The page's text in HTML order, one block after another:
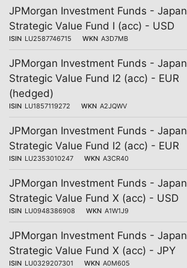
JPMorgan Investment Funds - Japan
Strategic Value Fund I (acc) - USD
ISIN LU2587746715 WKN A3D7MB
JPMorgan Investment Funds - Japan
Strategic Value Fund I2 (acc) - EUR
(hedged)
ISIN LU1857119272 WKN A2JQWV
JPMorgan Investment Funds - Japan
Strategic Value Fund I2 (acc) - EUR
ISIN LU2353010247 WKN A3CR40
JPMorgan Investment Funds - Japan
Strategic Value Fund X (acc) - USD
ISIN LU0948386908 WKN A1W1J9
JPMorgan Investment Funds - Japan
Strategic Value Fund X (acc) - JPY
ISIN LU0329207301 WKN A0M605